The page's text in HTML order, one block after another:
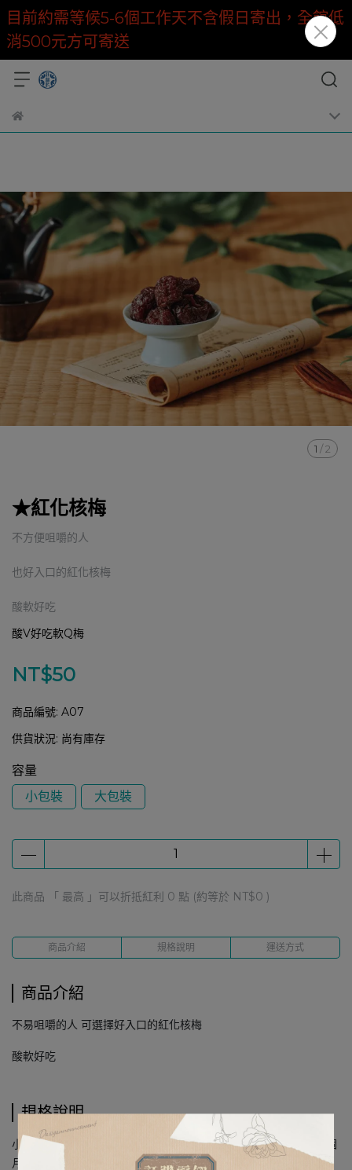
目前約需等候5-6個工作天不含假日寄出，全館低
消500元方可寄送
1 /2
★紅化核梅
不方便咀嚼的人
也好入口的紅化核梅
酸軟好吃
酸V好吃軟Q梅
NT$50
商品編號: A07
供貨狀況: 尚有庫存
容量
小包裝
大包裝
此商品 「 最高 」可以折抵紅利 0 點 (約等於 NT$0 )
商品介紹 規格說明 運送方式
商品介紹
不易咀嚼的人 可選擇好入口的紅化核梅
酸軟好吃
規格說明
小包裝107g 大包裝214g 保存期限：標示於包裝上，拆封後建議一個
月內食用完畢。